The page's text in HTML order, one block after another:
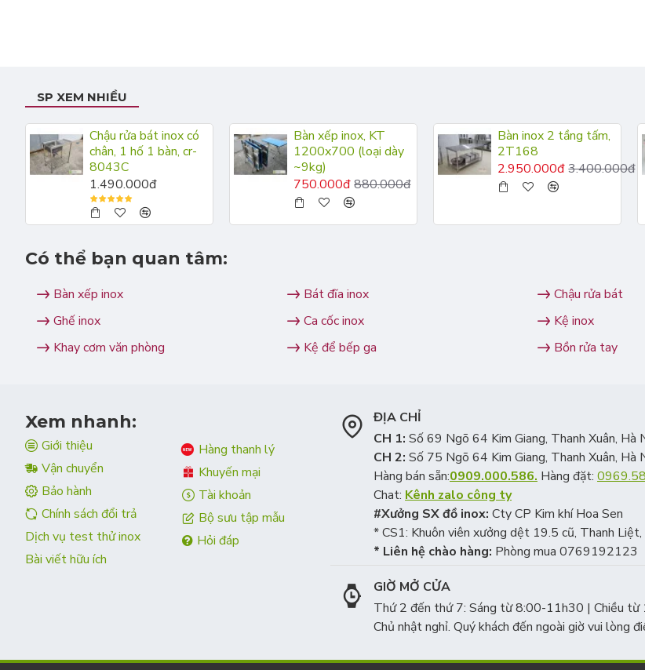
SP XEM NHIỀU
Chậu rửa bát inox có
chân, 1 hố 1 bàn, cr-
8043C
1.490.000đ
Bàn xếp inox, KT
1200x700 (loại dày
~9kg)
750.000đ 880.000đ
Bàn inox 2 tầng tấm,
2T168
2.950.000đ 3.400.000đ
Có thể bạn quan tâm:
Bàn xếp inox
Ghế inox
Khay cơm văn phòng
Bát đĩa inox
Ca cốc inox
Kệ để bếp ga
Chậu rửa bát
Kệ inox
Bồn rửa tay
Xem nhanh:
Giới thiệu
Vận chuyển
Bảo hành
Chính sách đổi trả
Dịch vụ test thử inox
Bài viết hữu ích
Hàng thanh lý
Khuyến mại
Tài khoản
Bộ sưu tập mẫu
Hỏi đáp
ĐỊA CHỈ
CH 1: Số 69 Ngõ 64 Kim Giang, Thanh Xuân, Hà
CH 2: Số 75 Ngõ 64 Kim Giang, Thanh Xuân, Hà
Hàng bán sẵn:0909.000.586. Hàng đặt:
Chat: Kênh zalo công ty
#Xưởng SX đồ inox: Cty CP Kim khí Hoa Sen
* CS1: Khuôn viên xưởng dệt 19.5 cũ, Thanh
* Liên hệ chào hàng: Phòng mua 0769192123
GIỜ MỞ CỬA
Thứ 2 đến thứ 7: Sáng từ 8:00-11h30 | Chiều
Chủ nhật nghỉ. Quý khách đến ngoài giờ vui lòng